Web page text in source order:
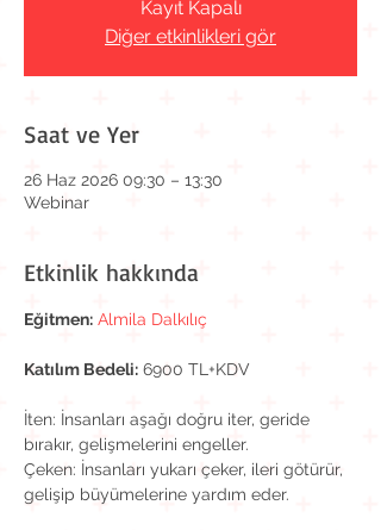
Kayıt Kapalı
Diğer etkinlikleri gör
Saat ve Yer
26 Haz 2026 09:30 – 13:30
Webinar
Etkinlik hakkında
Eğitmen: Almila Dalkılıç
Katılım Bedeli: 6900 TL+KDV
İten: İnsanları aşağı doğru iter, geride
bırakır, gelişmelerini engeller.
Çeken: İnsanları yukarı çeker, ileri götürür,
gelişip büyümelerine yardım eder.